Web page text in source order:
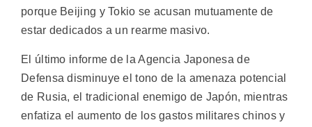
porque Beijing y Tokio se acusan mutuamente de
estar dedicados a un rearme masivo.
El último informe de la Agencia Japonesa de
Defensa disminuye el tono de la amenaza potencial
de Rusia, el tradicional enemigo de Japón, mientras
enfatiza el aumento de los gastos militares chinos y